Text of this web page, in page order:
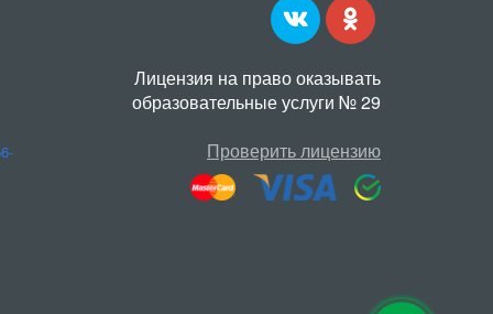
Лицензия на право оказывать
образовательные услуги № 29
Проверить лицензию